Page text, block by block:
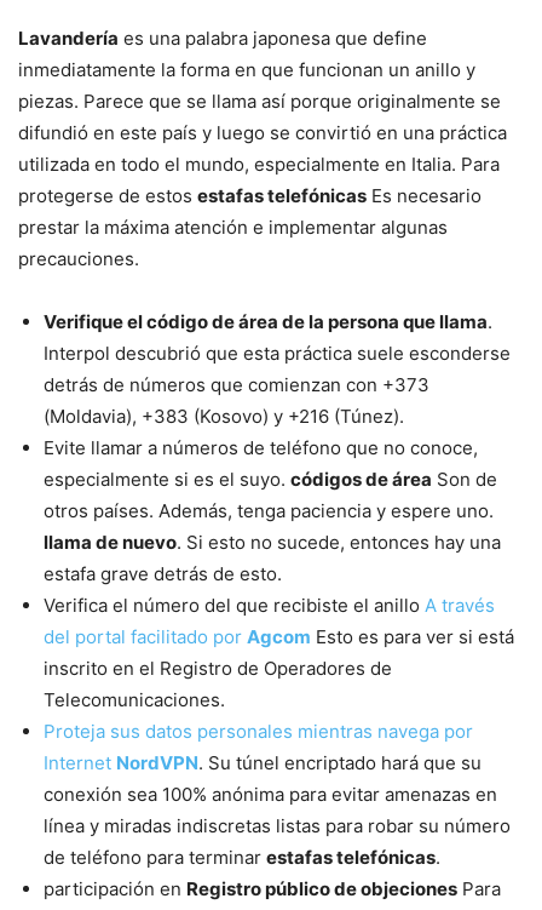
Lavandería es una palabra japonesa que define
inmediatamente la forma en que funcionan un anillo y
piezas. Parece que se llama así porque originalmente se
difundió en este país y luego se convirtió en una práctica
utilizada en todo el mundo, especialmente en Italia. Para
protegerse de estos estafas telefónicas Es necesario
prestar la máxima atención e implementar algunas
precauciones.
Verifique el código de área de la persona que llama.
Interpol descubrió que esta práctica suele esconderse
detrás de números que comienzan con +373
(Moldavia), +383 (Kosovo) y +216 (Túnez).
Evite llamar a números de teléfono que no conoce,
especialmente si es el suyo. códigos de área Son de
otros países. Además, tenga paciencia y espere uno.
llama de nuevo. Si esto no sucede, entonces hay una
estafa grave detrás de esto.
Verifica el número del que recibiste el anillo A través
del portal facilitado por Agcom Esto es para ver si está
inscrito en el Registro de Operadores de
Telecomunicaciones.
Proteja sus datos personales mientras navega por
Internet NordVPN. Su túnel encriptado hará que su
conexión sea 100% anónima para evitar amenazas en
línea y miradas indiscretas listas para robar su número
de teléfono para terminar estafas telefónicas.
participación en Registro público de objeciones Para